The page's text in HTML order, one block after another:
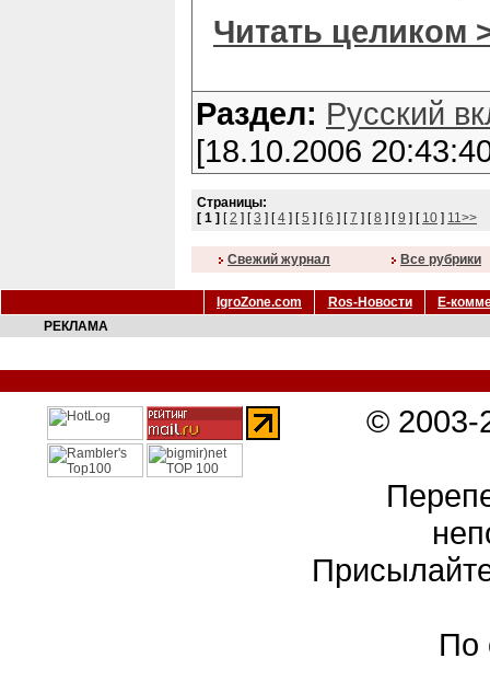
Читать целиком
Раздел: Русский
[18.10.2006
Страницы:
[ 1 ] [2 ] [3 ] [4 ] [5 ] [6 ] [7 ] [8 ] [9 ] [ 10 ] 11>>
Cвежий журнал Все рубрики
IgroZone.com Ros-Новости
Е-
РЕКЛАМА
©
По